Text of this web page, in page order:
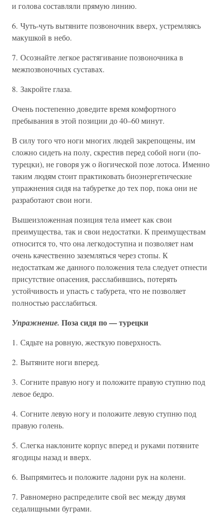
и голова составляли прямую линию.
6. Чуть-чуть вытяните позвоночник вверх, устремляясь
макушкой в небо.
7. Осознайте легкое растягивание позвоночника в
межпозвоночных суставах.
8. Закройте глаза.
Очень постепенно доведите время комфортного
пребывания в этой позиции до 40–60 минут.
В силу того что ноги многих людей закрепощены, им
сложно сидеть на полу, скрестив перед собой ноги (по-
турецки), не говоря уж о йогической позе лотоса. Именно
таким людям стоит практиковать биоэнергетические
упражнения сидя на табуретке до тех пор, пока они не
разработают свои ноги.
Вышеизложенная позиция тела имеет как свои
преимущества, так и свои недостатки. К преимуществам
относится то, что она легкодоступна и позволяет нам
очень качественно заземляться через стопы. К
недостаткам же данного положения тела следует отнести
присутствие опасения, расслабившись, потерять
устойчивость и упасть с табурета, что не позволяет
полностью расслабиться.
Упражнение. Поза сидя по — турецки
1. Сядьте на ровную, жесткую поверхность.
2. Вытяните ноги вперед.
3. Согните правую ногу и положите правую ступню под
левое бедро.
4. Согните левую ногу и положите левую ступню под
правую голень.
5. Слегка наклоните корпус вперед и руками потяните
ягодицы назад и вверх.
6. Выпрямитесь и положите ладони рук на колени.
7. Равномерно распределите свой вес между двумя
седалищными буграми.